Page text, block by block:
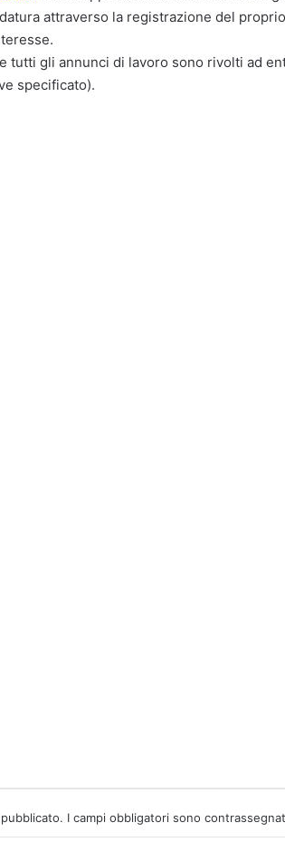
attraverso la registrazione del
tutti gli annunci di lavoro sono rivolti ad
specificato).
I campi obbligatori sono